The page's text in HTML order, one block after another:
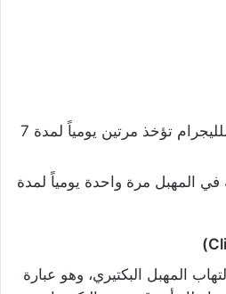
أقراص بتركيز 500 ملليجرام تؤخذ مرتين يومياً لمدة 7
في المهبل مرة واحدة يومياً لمدة
المهبل البكتيري، وهو عبارة